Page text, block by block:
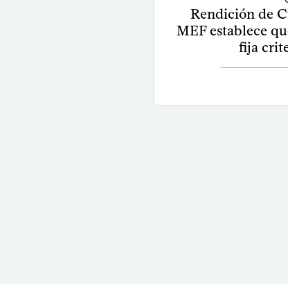
Rendición de
MEF establece
fija